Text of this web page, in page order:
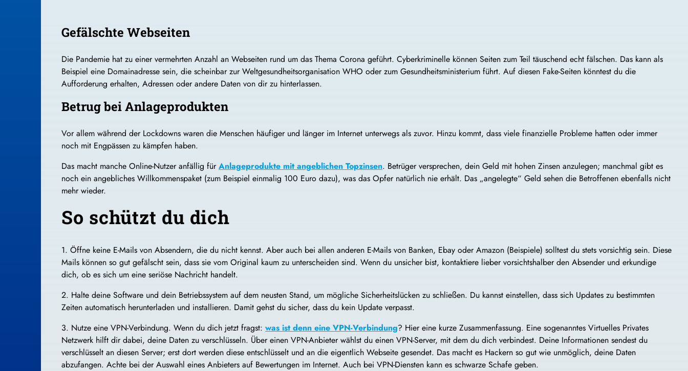
Gefälschte Webseiten
Die Pandemie hat zu einer vermehrten Anzahl an Webseiten rund um das Thema Corona geführt. Cyberkriminelle können Seiten zum Teil täuschend echt fälschen. Das kann als
Beispiel eine Domainadresse sein, die scheinbar zur Weltgesundheitsorganisation WHO oder zum Gesundheitsministerium führt. Auf diesen Fake-Seiten könntest du die
Aufforderung erhalten, Adressen oder andere Daten von dir zu hinterlassen.
Betrug bei Anlageprodukten
Vor allem während der Lockdowns waren die Menschen häufiger und länger im Internet unterwegs als zuvor. Hinzu kommt, dass viele finanzielle Probleme hatten oder immer
noch mit Engpässen zu kämpfen haben.
Das macht manche Online-Nutzer anfällig fürAnlageprodukte mit angeblichen Topzinsen. Betrüger versprechen, dein Geld mit hohen Zinsen anzulegen; manchmal gibt es
noch ein angebliches Willkommenspaket (zum Beispiel einmalig 100 Euro dazu), was das Opfer natürlich nie erhält. Das „angelegte“ Geld sehen die Betroffenen ebenfalls nicht
mehr wieder.
So schützt du dich
1. Öffne keine E-Mails von Absendern, die du nicht kennst. Aber auch bei allen anderen E-Mails von Banken, Ebay oder Amazon (Beispiele) solltest du stets vorsichtig sein. Diese
Mails können so gut gefälscht sein, dass sie vom Original kaum zu unterscheiden sind. Wenn du unsicher bist, kontaktiere lieber vorsichtshalber den Absender und erkundige
dich, ob es sich um eine seriöse Nachricht handelt.
2. Halte deine Software und dein Betriebssystem auf dem neusten Stand, um mögliche Sicherheitslücken zu schließen. Du kannst einstellen, dass sich Updates zu bestimmten
Zeiten automatisch herunterladen und installieren. Damit gehst du sicher, dass du kein Update verpasst.
3. Nutze eine VPN-Verbindung. Wenn du dich jetzt fragst: was ist denn eine VPN-Verbindung? Hier eine kurze Zusammenfassung. Eine sogenanntes Virtuelles Privates
Netzwerk hilft dir dabei, deine Daten zu verschlüsseln. Über einen VPN-Anbieter wählst du einen VPN-Server, mit dem du dich verbindest. Deine Informationen sendest du
verschlüsselt an diesen Server; erst dort werden diese entschlüsselt und an die eigentlich Webseite gesendet. Das macht es Hackern so gut wie unmöglich, deine Daten
abzufangen. Achte bei der Auswahl eines Anbieters auf Bewertungen im Internet. Auch bei VPN-Diensten kann es schwarze Schafe geben.